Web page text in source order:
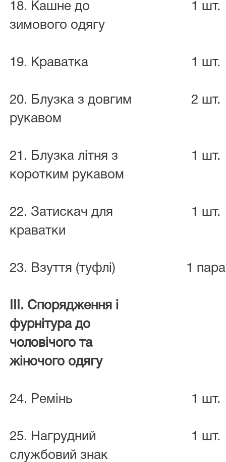
18. Кашне до
зимового одягу
1 шт.
19. Краватка 1 шт.
20. Блузка з довгим
рукавом
2 шт.
21. Блузка літня з
коротким рукавом
1 шт.
22. Затискач для
краватки
1 шт.
23. Взуття (туфлі) 1
III. Спорядження і
фурнітура до
чоловічого та
жіночого одягу
24. Ремінь 1 шт.
25. Нагрудний
службовий знак
1 шт.